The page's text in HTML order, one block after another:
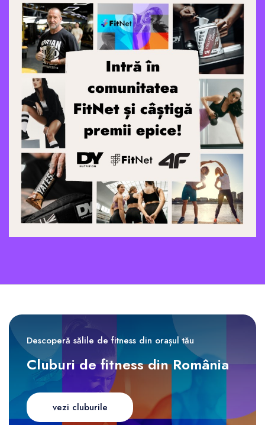
Descoperă sălile de fitness din orașul tău
Cluburi de fitness din România
vezi cluburile